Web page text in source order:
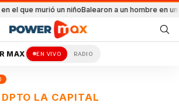
un niñoBalearon a un hombre en un conflicto
MAX EN VIVO RADIO
DPTO LA CAPITAL